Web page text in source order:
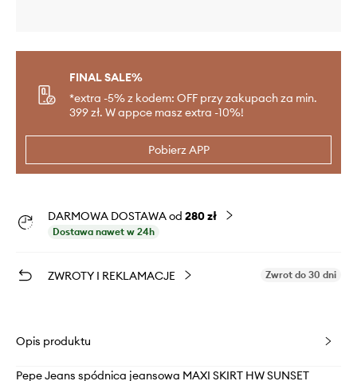
FINAL SALE%
*extra -5% z kodem: OFF przy zakupach za min.
399 zł. W appce masz extra -10%!
Pobierz APP
DARMOWA DOSTAWA od 280 zł
Dostawa nawet w 24h
ZWROTY I REKLAMACJE Zwrot do 30 dni
Opis produktu
Pepe Jeans spódnica jeansowa MAXI SKIRT HW SUNSET